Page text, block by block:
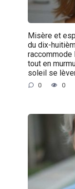
Misère et
du dix-
tout en
soleil se
0 0